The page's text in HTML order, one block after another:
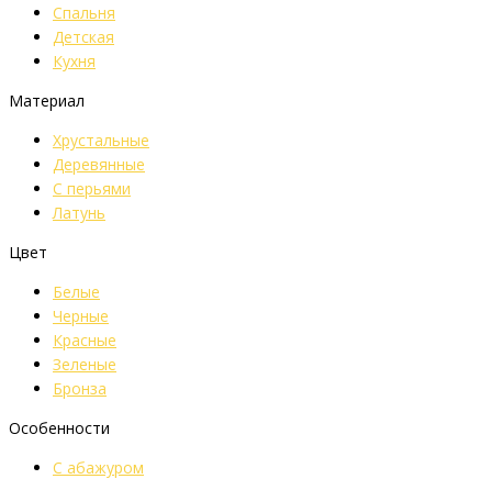
Спальня
Детская
Кухня
Материал
Хрустальные
Деревянные
С перьями
Латунь
Цвет
Белые
Черные
Красные
Зеленые
Бронза
Особенности
С абажуром